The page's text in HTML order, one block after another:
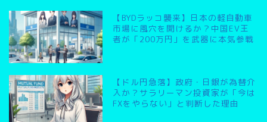
【BYDラッコ襲来】日本の軽自動車
市場に風穴を開けるか？中国EV王
者が「200万円」を武器に本気参戦
【ドル円急落】政府・日銀が為替介
入か？サラリーマン投資家が「今は
FXをやらない」と判断した理由